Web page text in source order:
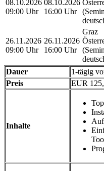
08.10.2026
09:00 Uhr
08.10.2026
16:00 Uhr
26.11.2026
09:00 Uhr
26.11.2026
16:00 Uhr
Graz
Dauer
1-tägig
Preis
EUR
Inhalte